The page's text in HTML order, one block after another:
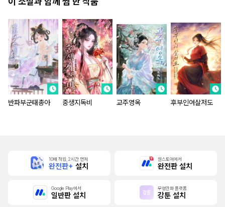
반파부군태총아 중생지독비 교주영옥 후부인여살저도
10배 적립, 2시간 먼저
완전판+ 설치
원스토어에서
완전판 설치
Google Play에서
일반판 설치
무협만화 플랫폼
강툰 설치